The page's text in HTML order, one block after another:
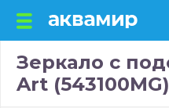
Зеркало с
Art (543100MG)